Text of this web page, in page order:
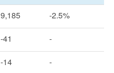
9,185 -2.5%
-41 -
-14 -